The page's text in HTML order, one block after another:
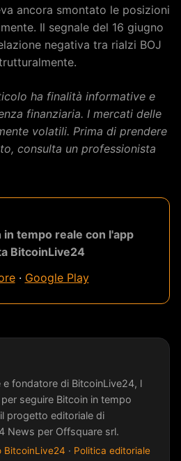
ancora smontato le posizioni
Il segnale del 16 giugno
negativa tra rialzi BOJ
ha finalità informative e
finanziaria. I mercati delle
volatili. Prima di prendere
consulta un professionista
in tempo reale con l'app
BitcoinLive24
· Google Play
e fondatore di BitcoinLive24, l
seguire Bitcoin in tempo
progetto editoriale di
News per Offsquare srl.
BitcoinLive24 · Politica editoriale